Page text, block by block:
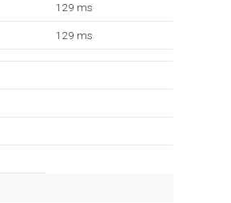
129 ms
129 ms